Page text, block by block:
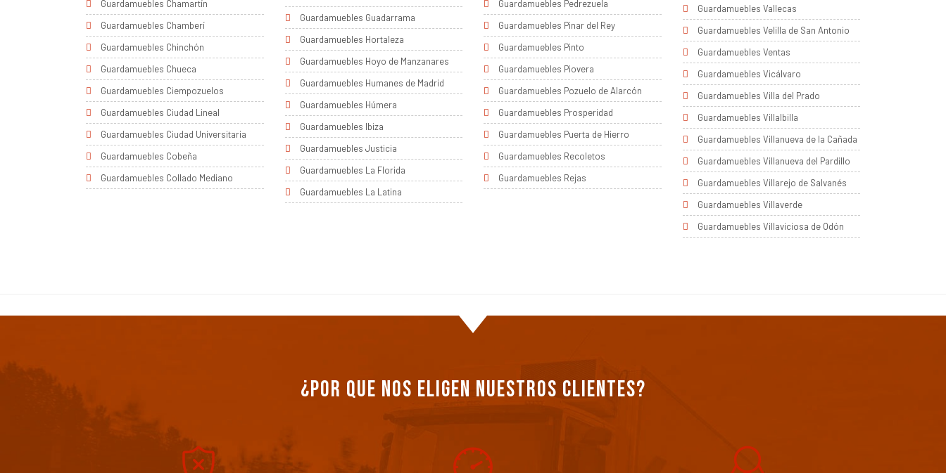
Guardamuebles Chamartín
Guardamuebles Chamberí
Guardamuebles Chinchón
Guardamuebles Chueca
Guardamuebles Ciempozuelos
Guardamuebles Ciudad Lineal
Guardamuebles Ciudad Universitaria
Guardamuebles Cobeña
Guardamuebles Collado Mediano
Guardamuebles Guadarrama
Guardamuebles Hortaleza
Guardamuebles Hoyo de Manzanares
Guardamuebles Humanes de Madrid
Guardamuebles Húmera
Guardamuebles Ibiza
Guardamuebles Justicia
Guardamuebles La Florida
Guardamuebles La Latina
Guardamuebles Pedrezuela
Guardamuebles Pinar del Rey
Guardamuebles Pinto
Guardamuebles Piovera
Guardamuebles Pozuelo de Alarcón
Guardamuebles Prosperidad
Guardamuebles Puerta de Hierro
Guardamuebles Recoletos
Guardamuebles Rejas
Guardamuebles Vallecas
Guardamuebles Velilla de San Antonio
Guardamuebles Ventas
Guardamuebles Vicálvaro
Guardamuebles Villa del Prado
Guardamuebles Villalbilla
Guardamuebles Villanueva de la Cañada
Guardamuebles Villanueva del Pardillo
Guardamuebles Villarejo de Salvanés
Guardamuebles Villaverde
Guardamuebles Villaviciosa de Odón
¿Por que nos eligen nuestros clientes?